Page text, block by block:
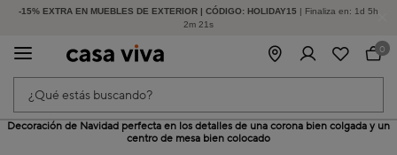
-15% EXTRA EN MUEBLES DE EXTERIOR | CÓDIGO: HOLIDAY15 | Finaliza en: 1d 5h
2m 21s
HASTA -60% DE DESCUENTO | SEGUNDAS REBAJAS
¿Qué estás buscando?
0
Decoración de Navidad perfecta en los detalles de una corona bien colgada y un
centro de mesa bien colocado